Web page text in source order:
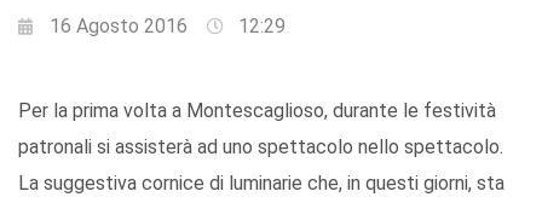
16 Agosto 2016 12:29
Per la prima volta a Montescaglioso, durante le festività
patronali si assisterà ad uno spettacolo nello spettacolo.
La suggestiva cornice di luminarie che, in questi giorni, sta